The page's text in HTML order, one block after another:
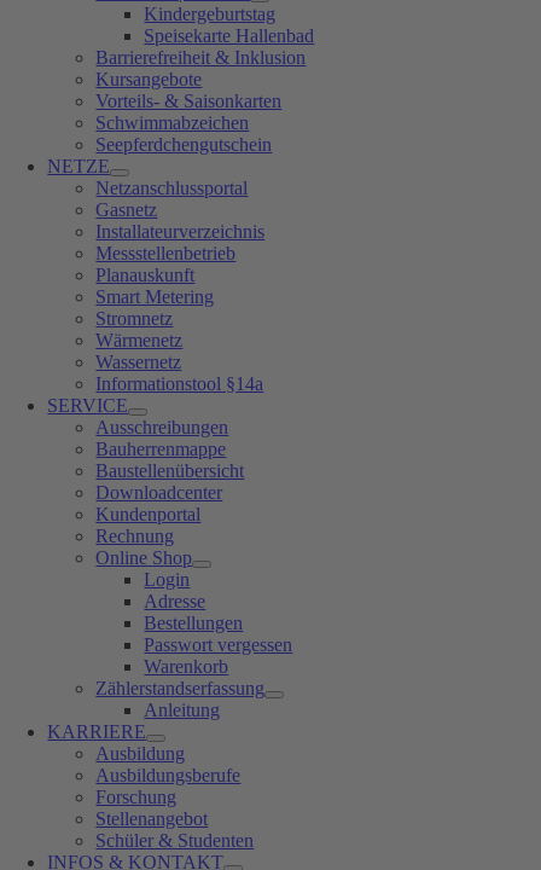
Kindergeburtstag
Speisekarte Hallenbad
Barrierefreiheit & Inklusion
Kursangebote
Vorteils- & Saisonkarten
Schwimmabzeichen
Seepferdchengutschein
NETZE
Netzanschlussportal
Gasnetz
Installateurverzeichnis
Messstellenbetrieb
Planauskunft
Smart Metering
Stromnetz
Wärmenetz
Wassernetz
Informationstool §14a
SERVICE
Ausschreibungen
Bauherrenmappe
Baustellenübersicht
Downloadcenter
Kundenportal
Rechnung
Online Shop
Login
Adresse
Bestellungen
Passwort vergessen
Warenkorb
Zählerstandserfassung
Anleitung
KARRIERE
Ausbildung
Ausbildungsberufe
Forschung
Stellenangebot
Schüler & Studenten
INFOS & KONTAKT